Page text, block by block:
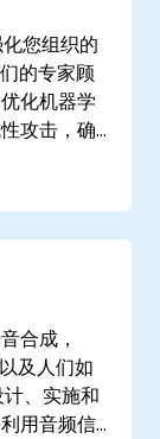
您组织的
的专家顾
化机器学
攻击，确
，包括通
施进行的
入您的环
现场服务
、ML
的全范
NobleProg
合成，
及人们如
、实施和
用音频信